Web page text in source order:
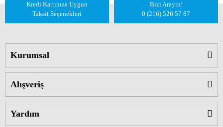
Kredi Kartınıza Uygun
Taksit Seçenekleri
Bizi Arayın!
0 (216) 526 57 87
Kurumsal
Alışveriş
Yardım